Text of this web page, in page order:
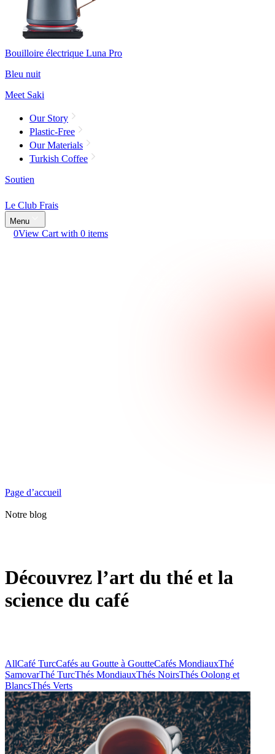
Bouilloire électrique Luna Pro
Bleu nuit
Meet Saki
Our Story
Plastic-Free
Our Materials
Turkish Coffee
Soutien
Le Club Frais
Menu
0View Cart with 0 items
Page d’accueil
Notre blog
Découvrez l’art du thé et la
science du café
AllCafé TurcCafés au Goutte à GoutteCafés MondiauxThé
SamovarThé TurcThés MondiauxThés NoirsThés Oolong et
BlancsThés Verts